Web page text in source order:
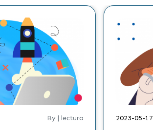
By | lectura 2023-05-17